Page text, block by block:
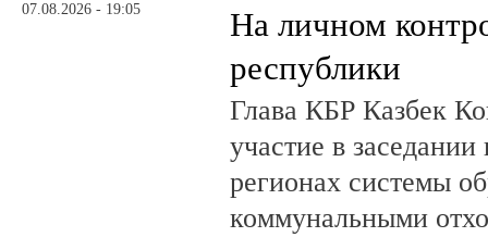
07.08.2026 - 19:05
На личном
республики
Глава КБР Казбек
участие в
регионах системы
коммунальными